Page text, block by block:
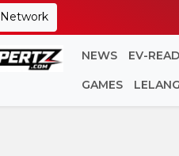
Network
NEWS EV-
GAMES LELANG